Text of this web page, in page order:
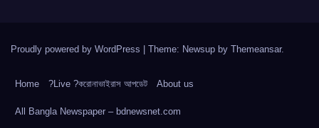
Proudly powered by WordPress Theme: Newsup by Themeansar.
Home ?Live ?করোনাভাইরাস আপডেট About us
All Bangla Newspaper – bdnewsnet.com